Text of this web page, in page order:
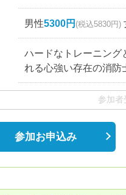
男性5300円 (税込5830円)
ハードなトレーニング
れる心強い存在の消防
参加者
参加お申込み